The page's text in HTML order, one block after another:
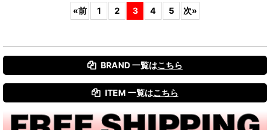
«前 1 2 3 4 5 次»
BRAND 一覧はこちら
ITEM 一覧はこちら